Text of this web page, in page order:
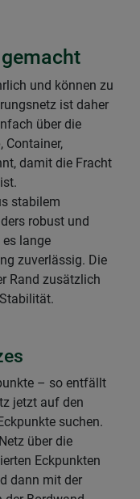
und können zu
ist daher
über die
Container,
damit die Fracht
stabilem
robust und
lange
zuverlässig. Die
Rand zusätzlich
– so entfällt
jetzt auf den
suchen.
über die
Eckpunkten
dann mit der